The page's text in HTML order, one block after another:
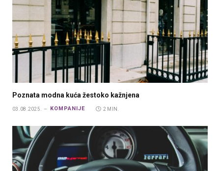
Poznata modna kuća žestoko kažnjena
03.08.2025. KOMPANIJE 2 MIN.